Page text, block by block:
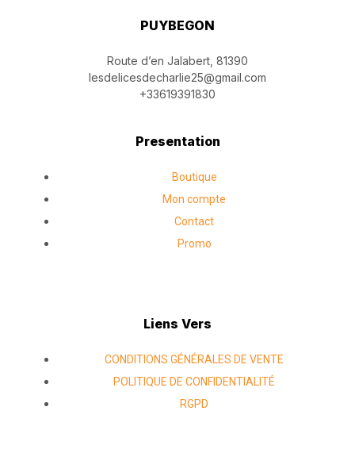
c
e
b
o
s
t
a
g
r
a
m
k
PUYBEGON
Route d’en Jalabert, 81390
lesdelicesdecharlie25@gmail.com
+33619391830
Presentation
Boutique
Mon compte
Contact
Promo
Liens Vers
CONDITIONS GÉNÉRALES DE VENTE
POLITIQUE DE CONFIDENTIALITÉ
RGPD